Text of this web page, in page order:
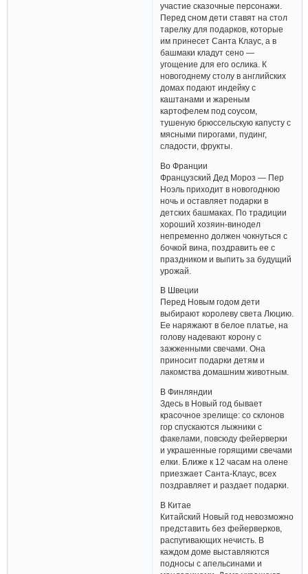
участие сказочные персонажи.
Перед сном дети ставят на стол
тарелку для подарков, которые
им принесет Санта Клаус, а в
башмаки кладут сено —
угощение для его ослика. К
новогоднему столу в английских
домах подают индейку с
каштанами и жареным
картофелем под соусом,
тушеную брюссельскую капусту с
мясными пирогами, пудинг,
сладости, фрукты.
Во Франции
Французский Дед Мороз — Пер
Ноэль приходит в новогоднюю
ночь и оставляет подарки в
детских башмаках. По традиции
хороший хозяин-винодел
непременно должен чокнуться с
бочкой вина, поздравить ее с
праздником и выпить за будущий
урожай.
В Швеции
Перед Новым годом дети
выбирают королеву света Люцию.
Ее наряжают в белое платье, на
голову надевают корону с
зажженными свечами. Она
приносит подарки детям и
лакомства домашним животным.
В Финляндии
Здесь в Новый год бывает
красочное зрелище: со склонов
гор спускаются лыжники с
факелами, повсюду фейерверки
и украшенные горящими свечами
елки. Ближе к 12 часам на олене
приезжает Санта-Клаус, всех
поздравляет и раздает подарки.
В Китае
Китайский Новый год невозможно
представить без фейерверков,
распугивающих нечисть. В
каждом доме выставляются
подносы с апельсинами и